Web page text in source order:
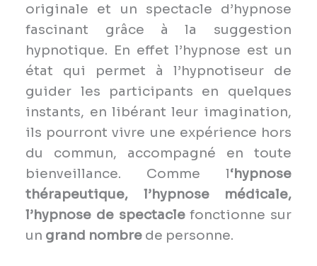
originale et un spectacle d’hypnose
fascinant grâce à la suggestion
hypnotique. En effet l’hypnose est un
état qui permet à l’hypnotiseur de
guider les participants en quelques
instants, en libérant leur imagination,
ils pourront vivre une expérience hors
du commun, accompagné en toute
bienveillance. Comme l‘hypnose
thérapeutique, l’hypnose médicale,
l’hypnose de spectaclefonctionne sur
un grand nombre de personne.